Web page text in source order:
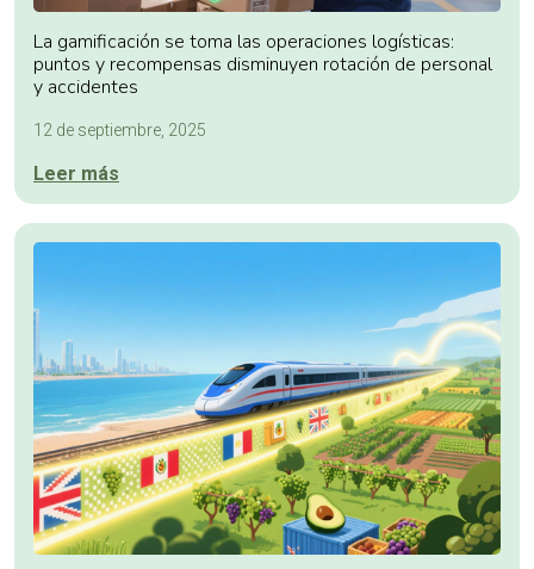
La gamificación se toma las operaciones logísticas:
puntos y recompensas disminuyen rotación de personal
y accidentes
12 de septiembre, 2025
Leer más